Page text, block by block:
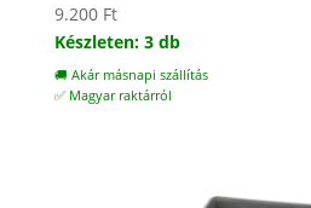
9.200 Ft
Készleten: 3 db
🚚 Akár másnapi szállítás
✅ Magyar raktárról